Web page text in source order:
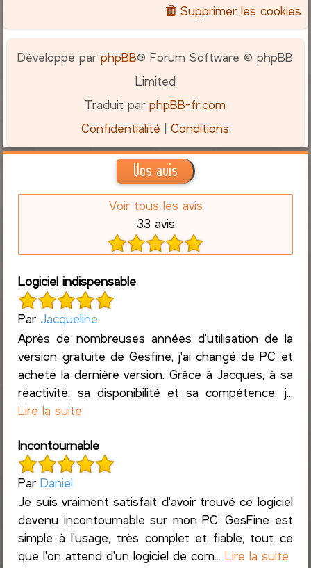
Supprimer les cookies
Développé parphpBB® Forum Software © phpBB
Limited
Traduit parphpBB-fr.com
Confidentialité |Conditions
Vos avis
Voir tous les avis
33 avis
Logiciel indispensable
Par Jacqueline
Après de nombreuses années d'utilisation de la
version gratuite de Gesfine, j'ai changé de PC et
acheté la dernière version. Grâce à Jacques, à sa
réactivité, sa disponibilité et sa compétence, j...
Lire la suite
Incontournable
ParDaniel
Je suis vraiment satisfait d'avoir trouvé ce logiciel
devenu incontournable sur mon PC. GesFine est
simple à l'usage, très complet et fiable, tout ce
que l'on attend d'un logiciel de com...Lire la suite